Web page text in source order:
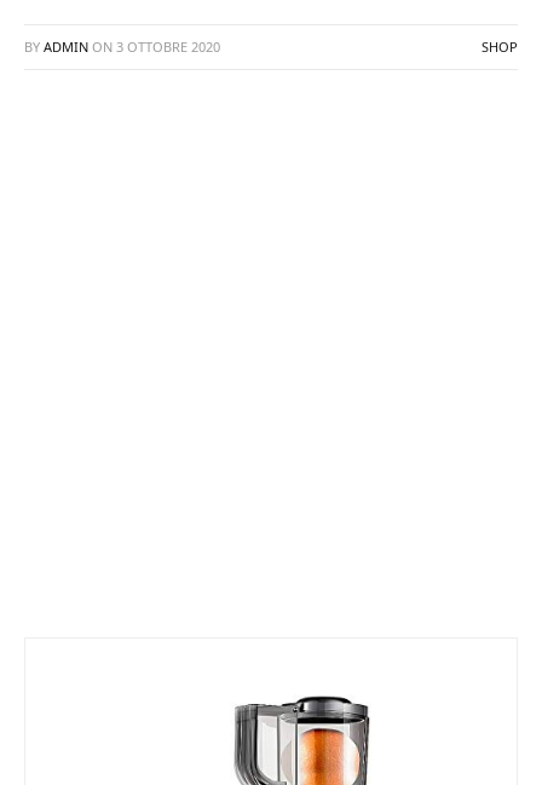
BY ADMIN ON 3 OTTOBRE 2020 SHOP